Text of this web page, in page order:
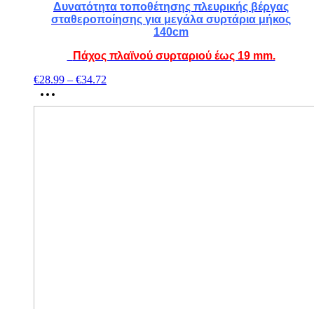
Δυνατότητα τοποθέτησης πλευρικής βέργας
σταθεροποίησης για μεγάλα συρτάρια μήκος
140cm
Πάχος πλαϊνού συρταριού έως 19 mm.
€28.99 – €34.72